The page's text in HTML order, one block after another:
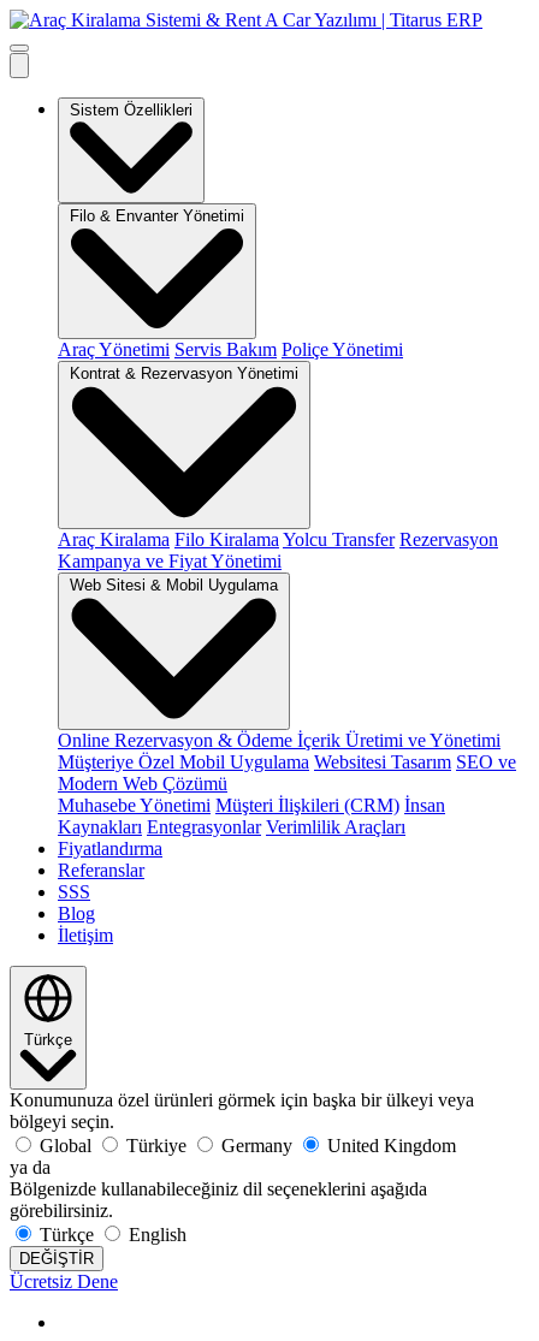
Sistem Özellikleri
Filo & Envanter Yönetimi
Araç Yönetimi Servis Bakım Poliçe Yönetimi
Kontrat & Rezervasyon Yönetimi
Araç Kiralama Filo Kiralama Yolcu Transfer Rezervasyon
Kampanya ve Fiyat Yönetimi
Web Sitesi & Mobil Uygulama
Online Rezervasyon & Ödeme İçerik Üretimi ve Yönetimi
Müşteriye Özel Mobil Uygulama Websitesi Tasarım SEO ve
Modern Web Çözümü
Muhasebe Yönetimi Müşteri İlişkileri (CRM) İnsan
Kaynakları Entegrasyonlar Verimlilik Araçları
Fiyatlandırma
Referanslar
SSS
Blog
İletişim
Türkçe
Konumunuza özel ürünleri görmek için başka bir ülkeyi veya
bölgeyi seçin.
Global
Türkiye Germany
United Kingdom
ya da
Bölgenizde kullanabileceğiniz dil seçeneklerini aşağıda
görebilirsiniz.
Türkçe
English
DEĞİŞTİR
Ücretsiz Dene